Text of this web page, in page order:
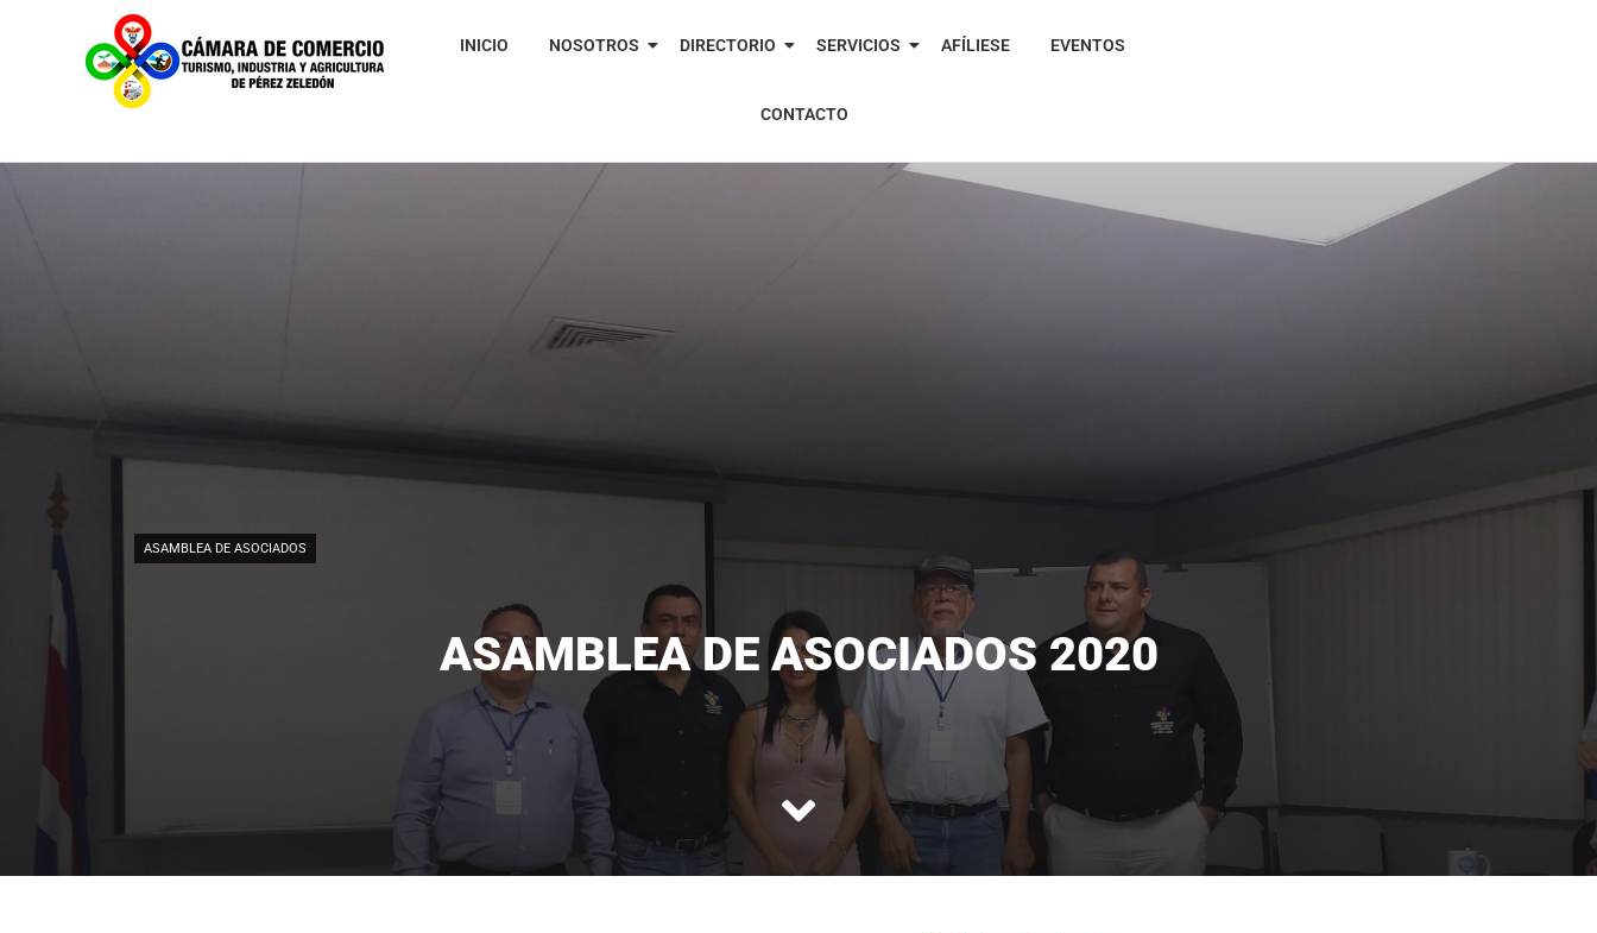
INICIO NOSOTROS DIRECTORIO SERVICIOS AFÍLIESE EVENTOS
CONTACTO
ASAMBLEA DE ASOCIADOS
ASAMBLEA DE ASOCIADOS 2020